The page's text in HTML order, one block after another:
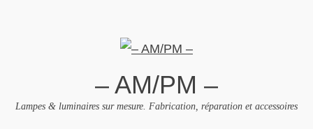
– AM/PM –
Lampes & luminaires sur mesure. Fabrication, réparation et accessoires